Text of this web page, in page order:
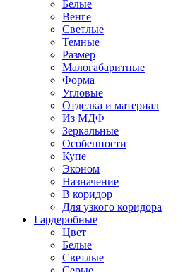
Белые
Венге
Светлые
Темные
Размер
Малогабаритные
Форма
Угловые
Отделка и материал
Из МДФ
Зеркальные
Особенности
Купе
Эконом
Назначение
В коридор
Для узкого коридора
Гардеробные
Цвет
Белые
Светлые